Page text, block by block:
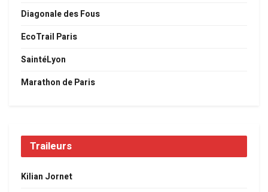
Diagonale des Fous
EcoTrail Paris
SaintéLyon
Marathon de Paris
Traileurs
Kilian Jornet